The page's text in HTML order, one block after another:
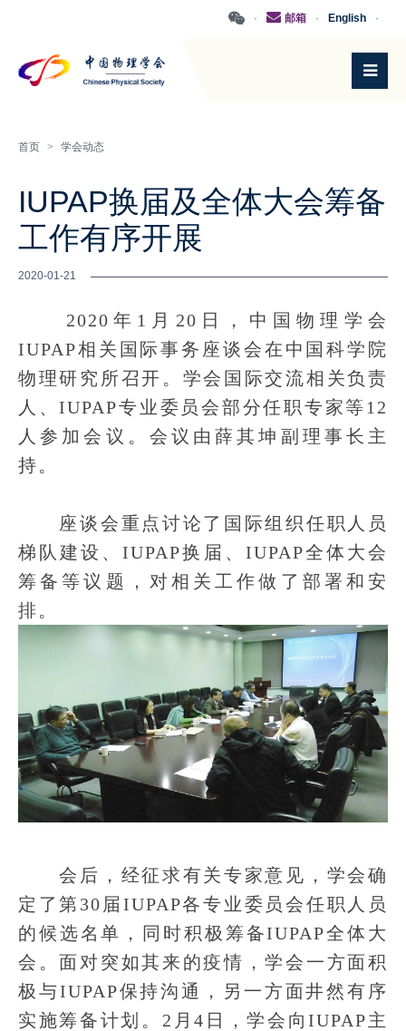
·
English
·
邮箱
·
首页 > 学会动态
IUPAP换届及全体大会筹备
工作有序开展
2020-01-21
2020年1月20日，中国物理学会
IUPAP相关国际事务座谈会在中国科学院
物理研究所召开。学会国际交流相关负责
人、IUPAP专业委员会部分任职专家等12
人参加会议。会议由薛其坤副理事长主
持。
座谈会重点讨论了国际组织任职人员
梯队建设、IUPAP换届、IUPAP全体大会
筹备等议题，对相关工作做了部署和安
排。
会后，经征求有关专家意见，学会确
定了第30届IUPAP各专业委员会任职人员
的候选名单，同时积极筹备IUPAP全体大
会。面对突如其来的疫情，学会一方面积
极与IUPAP保持沟通，另一方面井然有序
实施筹备计划。2月4日，学会向IUPAP主